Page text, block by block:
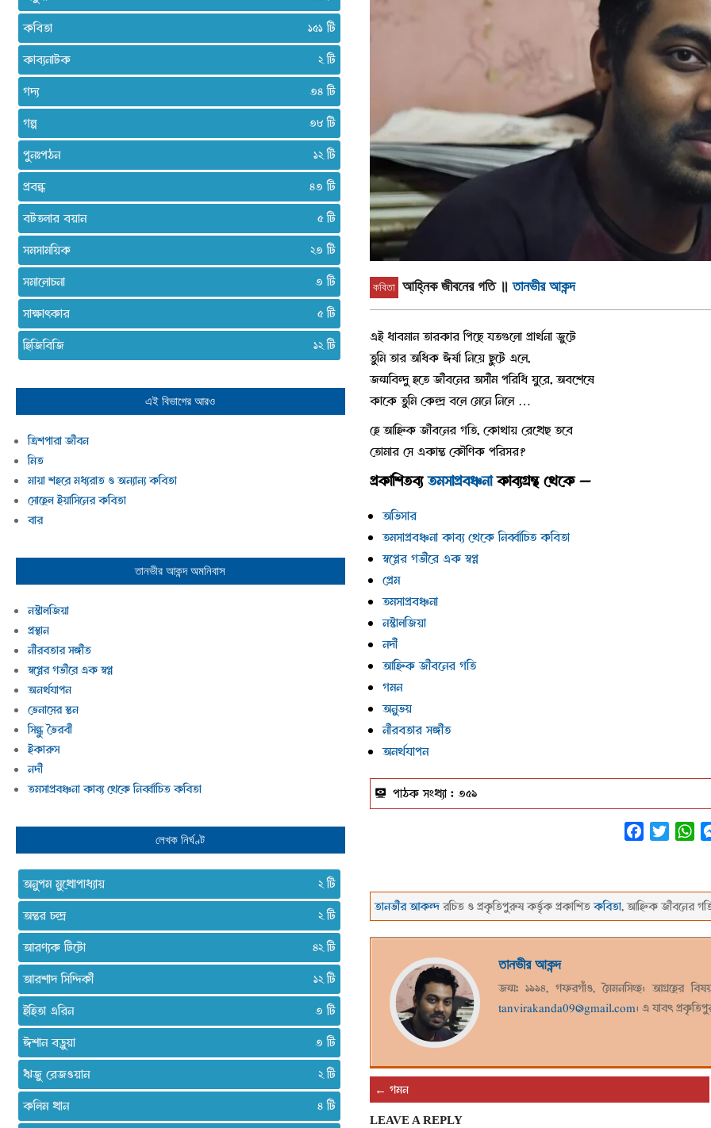
কবিতা আহ্নিক জীবনের গতি ॥তানভীর আকন্দ
এই ধাবমান তারকার পিছে যতগুলো প্রার্থনা জুটে
তুমি তার অধিক ঈর্ষা নিয়ে ছুটে এলে,
জন্মবিন্দু হতে জীবনের অসীম পরিধি ঘুরে, অবশেষে
কাকে তুমি কেন্দ্র বলে মেনে নিলে …
হে আহ্নিক জীবনের গতি, কোথায় রেখেছ তবে
তোমার সে একান্ত কৌণিক পরিসর?
প্রকাশিতব্যতমসাপ্রবঞ্চনাকাব্যগ্রন্থ থেকে —
অভিসার
তমসাপ্রবঞ্চনা কাব্য থেকে নির্ব্বাচিত কবিতা
স্বপ্নের গভীরে এক স্বপ্ন
প্রেম
তমসাপ্রবঞ্চনা
নস্টালজিয়া
নদী
আহ্নিক জীবনের গতি
গমন
অনুভয়
নীরবতার সঙ্গীত
অনর্থযাপন
পাঠক সংখ্যা : ৩৫৯
FacebookTwitter
তানভীর আকন্দরচিত ও প্রকৃতিপুরুষ কর্ত্তৃক প্রকাশিতকবিতা, আহ্নিক জীবনের
তানভীর আকন্দ
জন্ম: ১৯৯৪, গফরগাঁও, মৈমনসিংহ। আগ্রহের
tanvirakanda09@gmail.com। এ যাবৎ
← গমন
LEAVE A REPLY
কবিতা
১৫১
কাব্যনাটক
২
গদ্য
৩৪
গল্প
৩৮
পুনঃপঠন
১২
প্রবন্ধ
৪৩
বটতলার বয়ান
৫
সমসাময়িক
২৩
সমালোচনা
৩
সাক্ষাৎকার
৫
হিজিবিজি
১২
এই বিভাগের আরও
ত্রিশপারা জীবন
মিত
মায়া শহরে মধ্যরাত ও অন্যান্য কবিতা
সোহেল ইয়াসিনের কবিতা
বার
তানভীর আকন্দঅমনিবাস
নস্টালজিয়া
প্রস্থান
নীরবতার সঙ্গীত
স্বপ্নের গভীরে এক স্বপ্ন
অনর্থযাপন
ভেনাসের স্তন
সিন্ধু ভৈরবী
ইকারুস
নদী
তমসাপ্রবঞ্চনা কাব্য থেকে নির্ব্বাচিত কবিতা
লেখক নির্ঘণ্ট
অনুপম মুখোপাধ্যায়
২
অন্তর চন্দ্র
২
আরণ্যক টিটো
৪২
আরশাদ সিদ্দিকী
১২
ইহিতা এরিন
৩
ঈশান বড়ুয়া
৩
ঋজু রেজওয়ান
২
কলিম খান
৪